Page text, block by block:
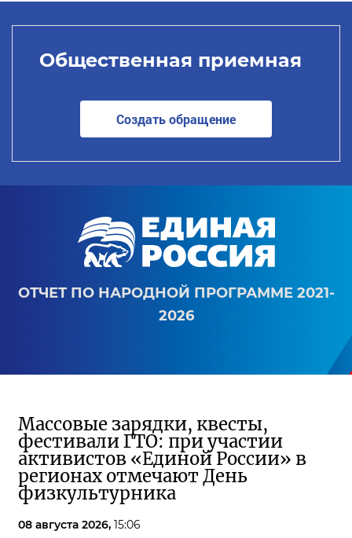
Общественная приемная
Создать обращение
ОТЧЕТ ПО НАРОДНОЙ ПРОГРАММЕ 2021-
2026
Массовые зарядки, квесты,
фестивали ГТО: при участии
активистов «Единой России» в
регионах отмечают День
физкультурника
08 августа 2026, 15:06